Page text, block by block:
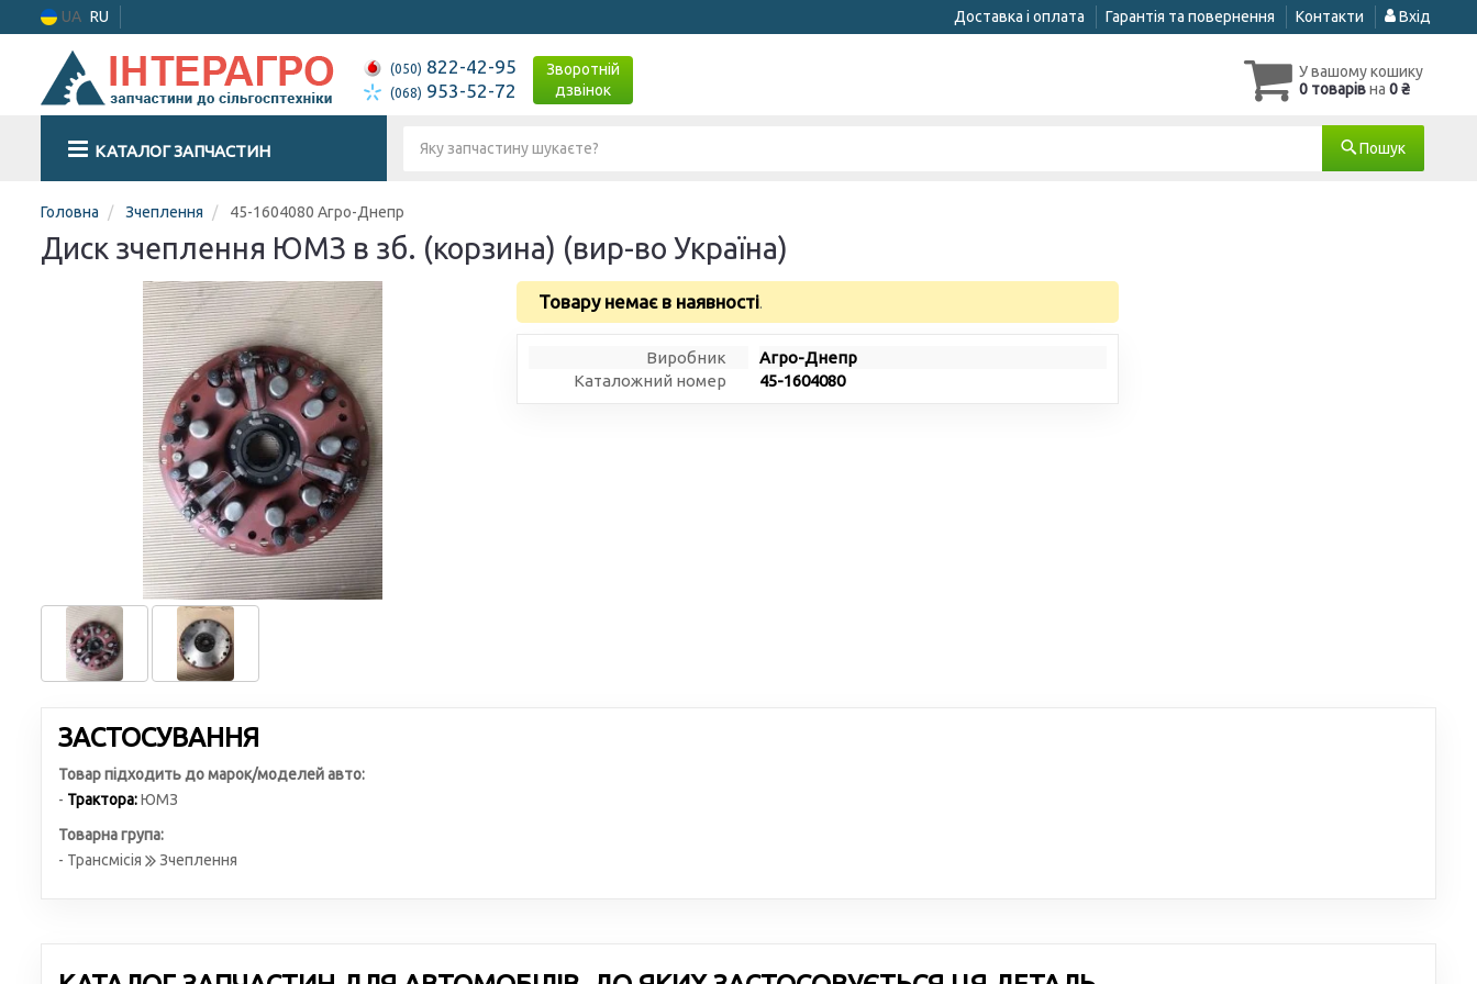
UA RU Доставка і оплата Гарантія та повернення Контакти Вхід
(050) 822-42-95
(068) 953-52-72
Зворотній
дзвінок
У вашому кошику
0 товарівна 0 ₴
КАТАЛОГ ЗАПЧАСТИН Пошук
Головна Зчеплення 45-1604080 Агро-Днепр
Диск зчеплення ЮМЗ в зб. (корзина) (вир-во Україна)
Товару немає в наявності.
Виробник
Агро-Днепр
Каталожний номер
45-1604080
ЗАСТОСУВАННЯ
Товар підходить до марок/моделей авто:
- Трактора:ЮМЗ
Товарна група:
- Трансмісія
Зчеплення